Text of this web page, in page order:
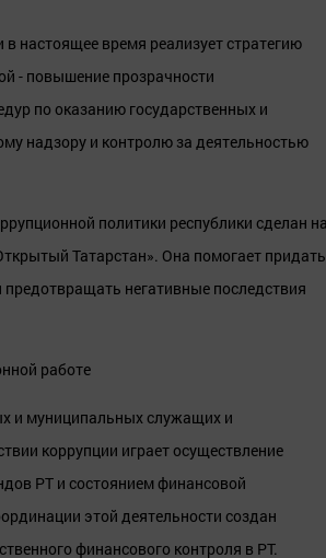
настоящее время реализует стратегию
- повышение прозрачности
по оказанию государственных и
надзору и контролю за деятельностью
политики республики сделан
Татарстан». Она помогает придать
негативные последствия
и муниципальных служащих и
коррупции играет осуществление
РТ и состоянием финансовой
этой деятельности создан
финансового контроля в РТ.